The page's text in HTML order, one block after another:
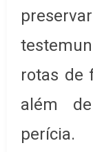
rotas de
além
perícia.